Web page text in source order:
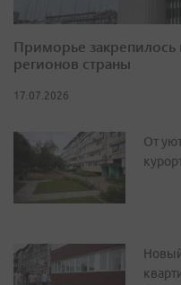
Приморье закрепилось
регионов страны
17.07.2026
От